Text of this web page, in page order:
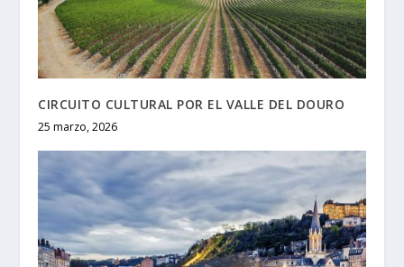
CIRCUITO CULTURAL POR EL VALLE DEL DOURO
25 marzo, 2026